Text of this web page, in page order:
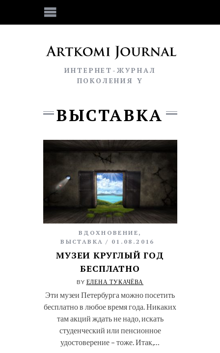
ИНТЕРНЕТ-ЖУРНАЛ
ПОКОЛЕНИЯ Y
ВЫСТАВКА
ВДОХНОВЕНИЕ ,
ВЫСТАВКА
01.08.2016
МУЗЕИ КРУГЛЫЙ ГОД
БЕСПЛАТНО
BY ЕЛЕНА ТУКАЧЁВА
Эти музеи Петербурга можно посетить
бесплатно в любое время года. Никаких
там акций ждать не надо, искать
студенческий или пенсионное
удостоверение – тоже. Итак,…